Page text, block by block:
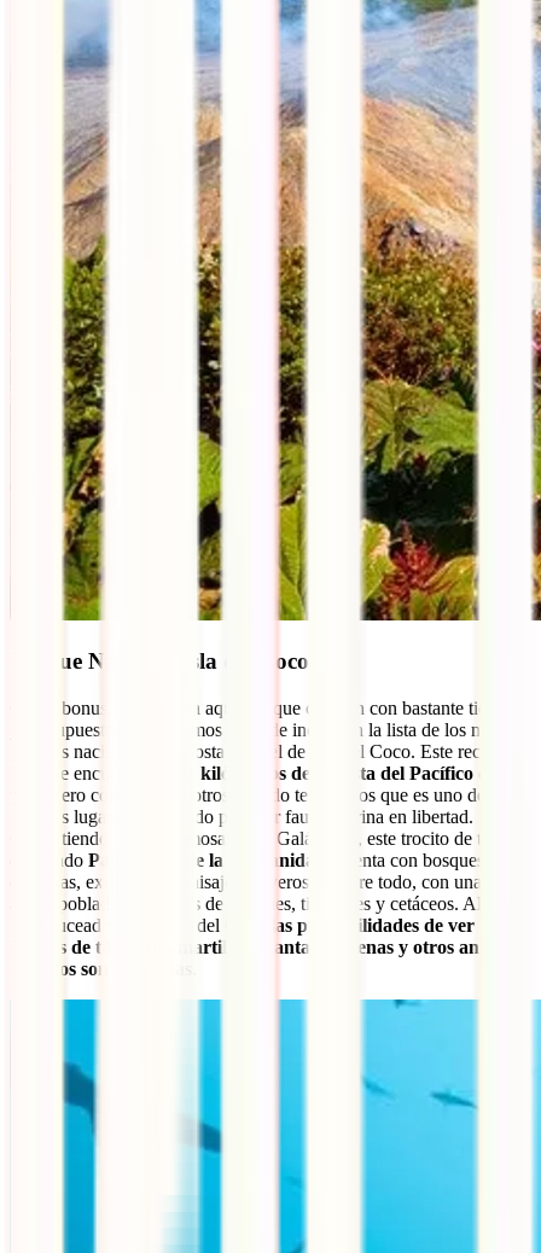
Parque Nacional Isla del Coco
Como bonus, y solo para aquellos que cuenten con bastante tiempo
y presupuesto, no podíamos dejar de incluir en la lista de los mejores
parques nacionales de Costa Rica el de Isla del Coco. Este recóndito
lugar se encuentra
a 532 kilómetros de la costa del Pacífico del
, pero confía en nosotros cuando te decimos que es uno de los
mejores lugares del mundo para ver fauna marina en libertad.
Compitiendo con las famosas Islas Galápagos, este trocito de tierra
declarado Patrimonio de la Humanidad
, cuenta con bosques,
cascadas, exuberantes paisajes playeros y, sobre todo, con unas
aguas pobladas por miles de especies, tiburones y cetáceos. Alerta
para buceadores: en Isla del Coco
las probabilidades de ver
bancos de tiburones martillos, mantas, ballenas y otros animales
marinos son muy altas